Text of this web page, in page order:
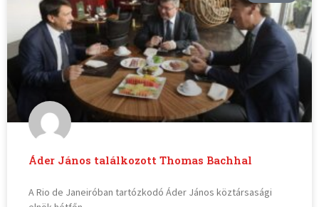
Áder János találkozott Thomas Bachhal
A Rio de Janeiróban tartózkodó Áder János köztársasági